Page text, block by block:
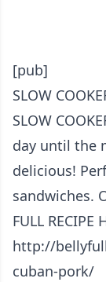
[pub]
SLOW
SLOW
day until the
delicious!
sandwiches.
FULL RECIPE
http://
cuban-pork/